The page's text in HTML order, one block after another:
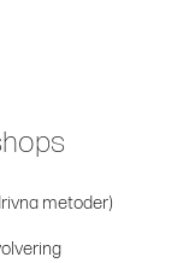
metoder)